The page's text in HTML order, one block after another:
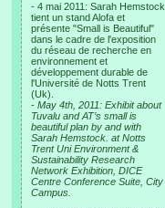
- 4 mai 2011: Sarah Hemstock
tient un stand Alofa et
présente "Small is Beautiful"
dans le cadre de l'exposition
du réseau de recherche en
environnement et
développement durable de
l'Université de Notts Trent
(Uk).
- May 4th, 2011: Exhibit about
Tuvalu and AT’s small is
beautiful plan by and with
Sarah Hemstock. at Notts
Trent Uni Environment &
Sustainability Research
Network Exhibition, DICE
Centre Conference Suite, City
Campus.